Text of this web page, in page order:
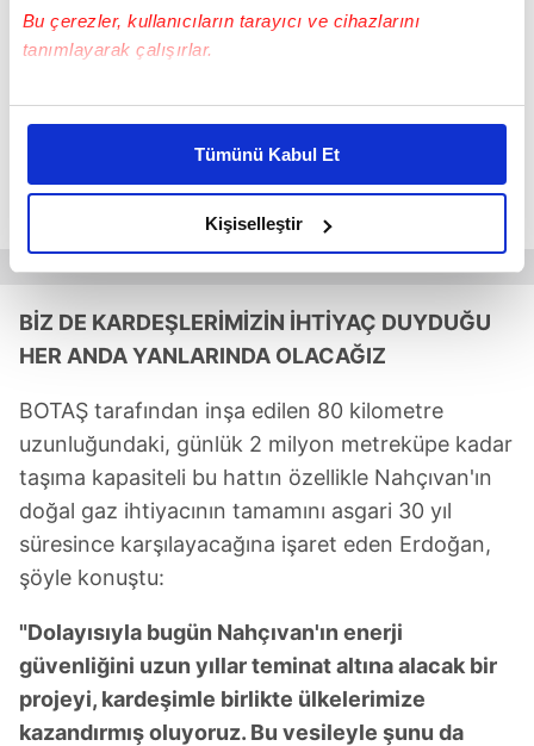
Bu çerezler, kullanıcıların tarayıcı ve cihazlarını
tanımlayarak çalışırlar.
Bu çerezlere izin vermeniz halinde sizlere özel
daha iyi reklam deneyimi yaşatabiliriz. Bunu yaparken
amacımızın size daha iyi bir reklam deneyimi sunmak
olduğunu ve sizlere en iyi içerikleri sunabilmek adına
elimizden gelen çabayı gösterdiğimizi ve bu noktada,
reklamların maliyetlerimizi karşılamak noktasında tek gelir
kalemimiz olduğunu sizlere hatırlatmak isteriz.
Her halükârda, kullanıcılar, bu çerezlere izin vermedikleri
gösterilmeyecektir."
Sizlere daha iyi bir hizmet sunabilmek için İnternet
Sitemizde kendimize ve üçüncü kişilere ait çerezler
kullanılmaktadır. Bu çerezler vasıtasıyla çeşitli kişisel
verileriniz işlenmekte olup gerekli olan çerezler bilgi
toplumu hizmetlerinin sunulması amacıyla
kullanılmaktadır. Diğer çerezler, sitemizin daha işlevsel
kılınması ve kişiselleştirilmesi ve sizlere yönelik
reklam/pazarlama faaliyetlerinin yapılması, amaçlarıyla
sınırlı olarak açık rızanız dahilinde kullanılacaktır.
Tümünü Kabul Et
Kişiselleştir
BİZ DE KARDEŞLERİMİZİN İHTİYAÇ DUYDUĞU
HER ANDA YANLARINDA OLACAĞIZ
BOTAŞ tarafından inşa edilen 80 kilometre
uzunluğundaki, günlük 2 milyon metreküpe kadar
taşıma kapasiteli bu hattın özellikle Nahçıvan'ın
doğal gaz ihtiyacının tamamını asgari 30 yıl
süresince karşılayacağına işaret eden Erdoğan,
şöyle konuştu:
"Dolayısıyla bugün Nahçıvan'ın enerji
güvenliğini uzun yıllar teminat altına alacak bir
projeyi, kardeşimle birlikte ülkelerimize
kazandırmış oluyoruz. Bu vesileyle şunu da